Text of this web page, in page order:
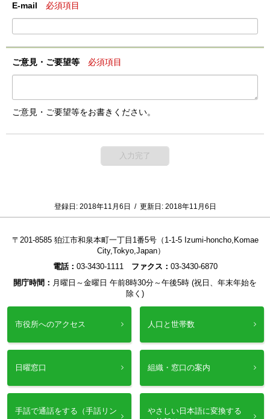
E-mail 必須項目
ご意見・ご要望等 必須項目
ご意見・ご要望等をお書きください。
登録日: 2018年11月6日 / 更新日: 2018年11月6日
〒201-8585 狛江市和泉本町一丁目1番5号（1-1-5 Izumi-honcho,Komae
City,Tokyo,Japan）
電話： 03-3430-1111 ファクス： 03-3430-6870
開庁時間： 月曜日～金曜日 午前8時30分～午後5時 (祝日、年末年始を
除く)
市役所へのアクセス 人口と世帯数
日曜窓口 組織・窓口の案内
手話で通話をする（手話リン
やさしい日本語に変換する